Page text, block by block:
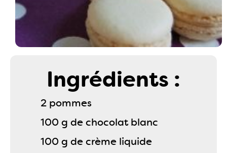
Ingrédients :
2 pommes
100 g de chocolat blanc
100 g de crème liquide